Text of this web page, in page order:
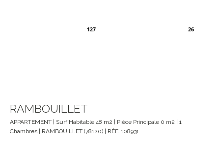
127 26
RAMBOUILLET
APPARTEMENT | Surf.Habitable 48 m2 | Pièce Principale 0 m2 | 1
Chambres | RAMBOUILLET (78120) | RÉF. 108931